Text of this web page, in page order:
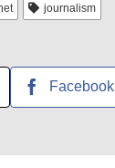
journalism
Facebook